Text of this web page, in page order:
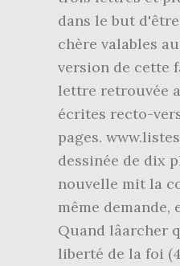
dans le but
chère valables
version de cette
lettre retrouvée
écrites recto-
pages.
dessinée de dix
nouvelle mit la
même
Quand
liberté de la foi